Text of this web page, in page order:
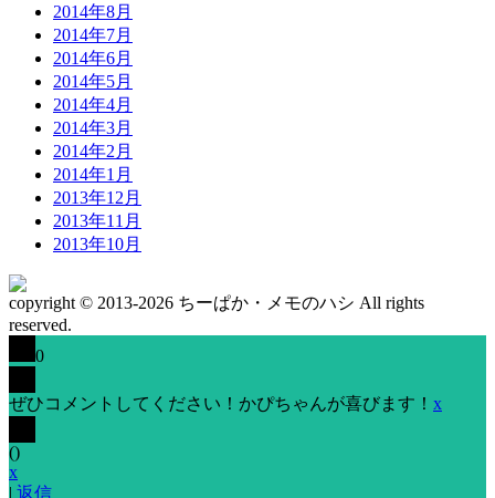
2014年8月
2014年7月
2014年6月
2014年5月
2014年4月
2014年3月
2014年2月
2014年1月
2013年12月
2013年11月
2013年10月
copyright © 2013-2026 ちーぱか・メモのハシ All rights
reserved.
0
ぜひコメントしてください！かぴちゃんが喜びます！ x
()
x
| 返信